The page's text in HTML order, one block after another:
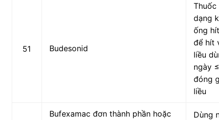
51 Budesonid
Thuốc
dạng
ống
để hít
liều
ngày
đóng
liều
Bufexamac đơn thành phần hoặc
Dùng